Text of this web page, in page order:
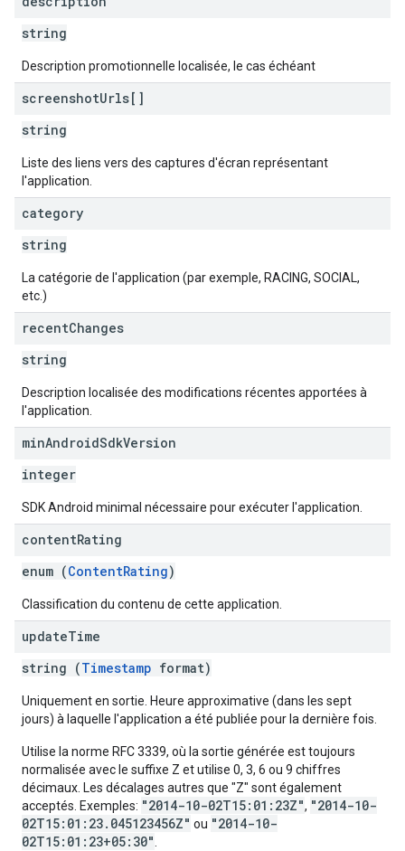
string
Description promotionnelle localisée, le cas échéant
screenshotUrls[]
string
Liste des liens vers des captures d'écran représentant
l'application.
category
string
La catégorie de l'application (par exemple, RACING, SOCIAL,
etc.)
recentChanges
string
Description localisée des modifications récentes apportées à
l'application.
minAndroidSdkVersion
integer
SDK Android minimal nécessaire pour exécuter l'application.
contentRating
enum (ContentRating)
Classification du contenu de cette application.
updateTime
string (Timestamp format)
Uniquement en sortie. Heure approximative (dans les sept
jours) à laquelle l'application a été publiée pour la dernière fois.
Utilise la norme RFC 3339, où la sortie générée est toujours
normalisée avec le suffixe Z et utilise 0, 3, 6 ou 9 chiffres
décimaux. Les décalages autres que "Z" sont également
acceptés. Exemples: "2014-10-02T15:01:23Z", "2014-10-
02T15:01:23.045123456Z" ou "2014-10-
02T15:01:23+05:30"